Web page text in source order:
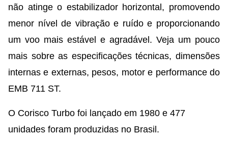
não atinge o estabilizador horizontal, promovendo
menor nível de vibração e ruído e proporcionando
um voo mais estável e agradável. Veja um pouco
mais sobre as especificações técnicas, dimensões
internas e externas, pesos, motor e performance do
EMB 711 ST.
O Corisco Turbo foi lançado em 1980 e 477
unidades foram produzidas no Brasil.